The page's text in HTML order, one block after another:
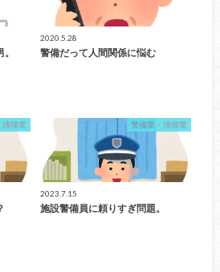
2020.5.28
警備だって人間関係に悩む
清掃業 警備業・清掃業
2023.7.15
施設警備員に頼りすぎ問題。